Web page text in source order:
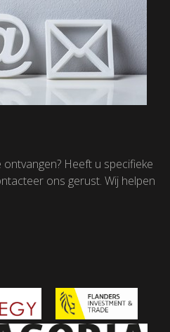
Heeft u specifieke
ons gerust. Wij helpen